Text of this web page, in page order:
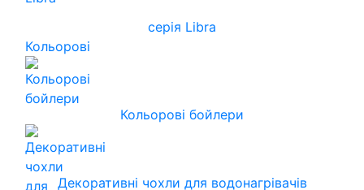
серія Libra
Кольорові
Кольорові бойлери
Декоративні чохли для водонагрівачів